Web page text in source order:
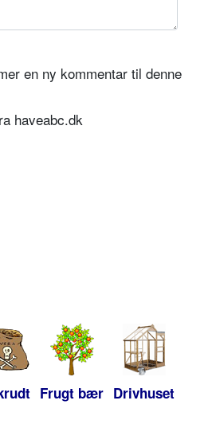
en ny kommentar til denne
haveabc.dk
Frugt bær Drivhuset